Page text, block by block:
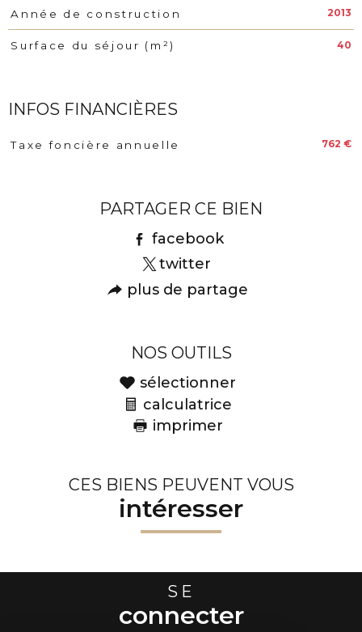
Année de construction 2013
Surface du séjour (m²) 40
INFOS FINANCIÈRES
Caractéristiques Valeurs
Taxe foncière annuelle 762 €
PARTAGER CE BIEN
facebook
twitter
plus de partage
NOS OUTILS
sélectionner
calculatrice
imprimer
CES BIENS PEUVENT VOUS
intéresser
SE
connecter